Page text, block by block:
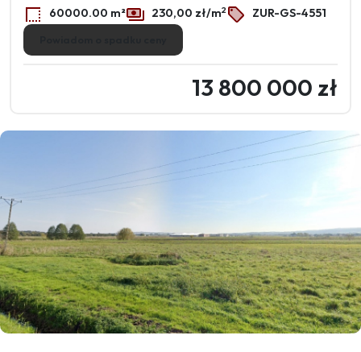
60000.00 m² 230,00 zł/m2 ZUR-GS-4551
13 800 000 zł